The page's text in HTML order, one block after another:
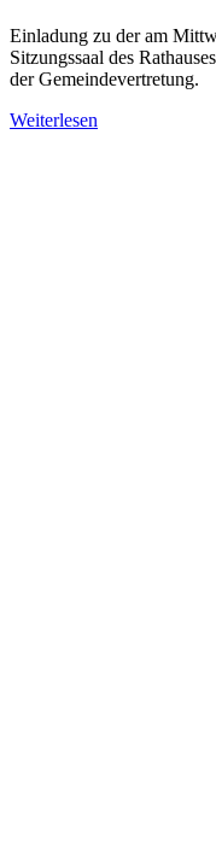
Einladung zu der am
Sitzungssaal des
der Gemeindevertretung.
Weiterlesen